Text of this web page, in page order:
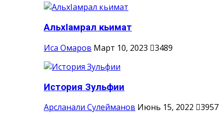
АльхIамрал кьимат
Иса Омаров Март 10, 2023 3489
История Зульфии
Арсланали Сулейманов Июнь 15, 2022
3957